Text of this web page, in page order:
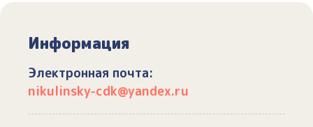
Информация
Электронная почта:
nikulinsky-cdk@yandex.ru